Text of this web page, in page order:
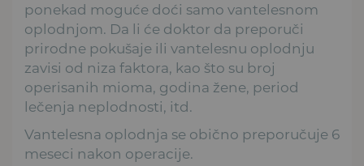
ponekad moguće doći samo vantelesnom
oplodnjom. Da li će doktor da preporuči
prirodne pokušaje ili vantelesnu oplodnju
zavisi od niza faktora, kao što su broj
operisanih mioma, godina žene, period
lečenja neplodnosti, itd.
Vantelesna oplodnja se obično preporučuje 6
meseci nakon operacije.